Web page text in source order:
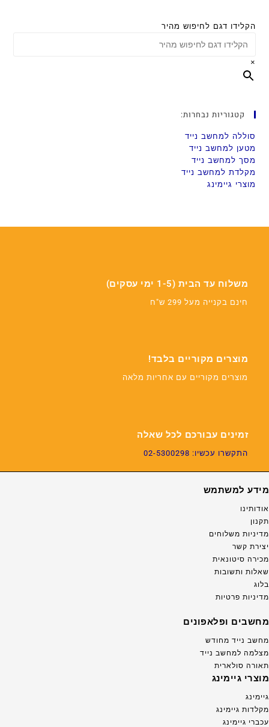
הקלידו דגם לחיפוש מהיר
×
קטגוריות נבחרות:
סוללה למחשב נייד
מטען למחשב נייד
מסך למחשב נייד
מקלדת למחשב נייד
מוצרי גיימינג
משלוח עד הבית (1-5 ימי עסקים)
חינם בקנייה מעל 299 ש"ח
מוצרים מקוריים בלבד!
מוצרים מקוריים עם אחריות מלאה
זמינים עבורכם לכל שאלה
התקשרו עכשיו: 02-5300298
מידע למשתמש
אודותינו
תקנון
מדיניות משלוחים
יצירת קשר
מכירה סיטונאית
שאלות ותשובות
בלוג
מדיניות פרטיות
מחשבים ופלאפונים
מחשב נייד מחודש
מצלמה למחשב נייד
תאורה סולארית
מוצרי גיימינג
גיימינג
מקלדות גיימינג
עכברי גיימינג